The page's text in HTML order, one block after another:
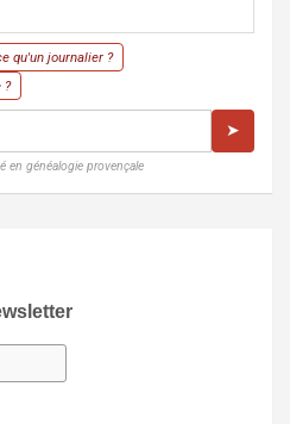
qu'un journalier ?
?
➤
en généalogie provençale